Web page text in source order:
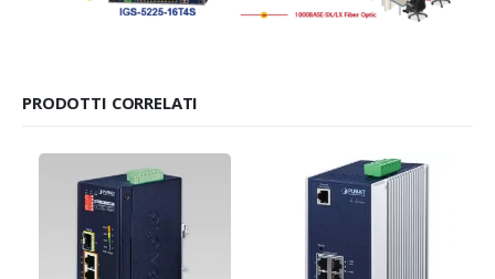
PRODOTTI CORRELATI